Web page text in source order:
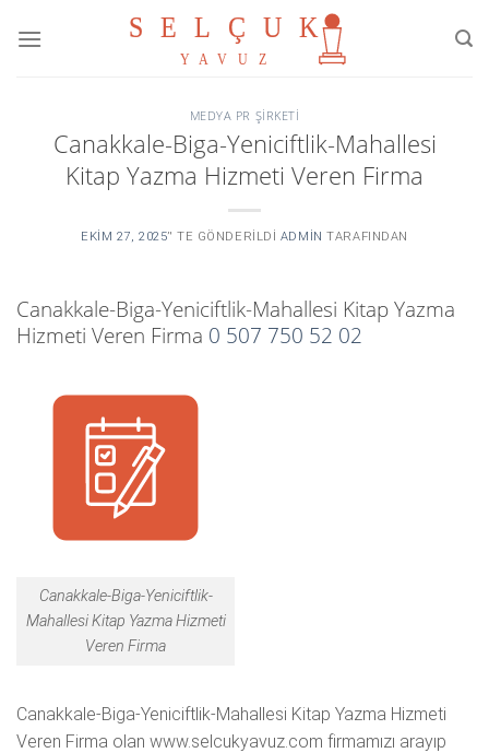
MEDYA PR ŞIRKETI
Canakkale-Biga-Yeniciftlik-Mahallesi
Kitap Yazma Hizmeti Veren Firma
EKIM 27, 2025’' TE GÖNDERILDI ADMIN TARAFINDAN
Canakkale-Biga-Yeniciftlik-Mahallesi Kitap Yazma
Hizmeti Veren Firma 0 507 750 52 02
Canakkale-Biga-Yeniciftlik-
Mahallesi Kitap Yazma Hizmeti
Veren Firma
Canakkale-Biga-Yeniciftlik-Mahallesi Kitap Yazma Hizmeti
Veren Firma olan www.selcukyavuz.com firmamızı arayıp